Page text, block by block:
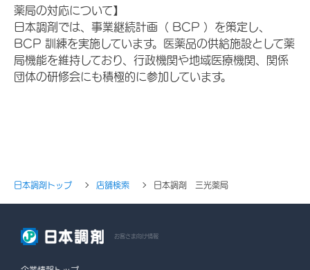
薬局の対応について】
日本調剤では、事業継続計画（ BCP ）を策定し、
BCP 訓練を実施しています。医薬品の供給施設として薬
局機能を維持しており、行政機関や地域医療機関、関係
団体の研修会にも積極的に参加しています。
日本調剤トップ 店舗検索 日本調剤 三光薬局
お客さま向け情報